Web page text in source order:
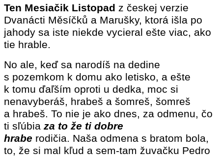
Ten Mesiačik Listopad z českej verzie
Dvanácti Měsíčků a Marušky, ktorá išla po
jahody sa iste niekde vycieral ešte viac, ako
tie hrable.
No ale, keď sa narodíš na dedine
s pozemkom k domu ako letisko, a ešte
k tomu ďaľším oproti u dedka, moc si
nenavyberáš, hrabeš a šomreš, šomreš
a hrabeš. To nie je ako dnes, za odmenu, čo
ti sľúbia za to že ti dobre
hrabe rodičia. Naša odmena s bratom bola,
to, že si mal kľud a sem-tam žuvačku Pedro